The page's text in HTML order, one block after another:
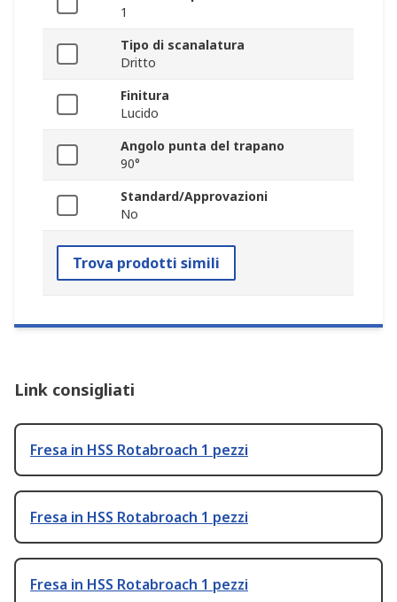
1
Tipo di scanalatura
Dritto
Finitura
Lucido
Angolo punta del trapano
90°
Standard/Approvazioni
No
Trova prodotti simili
Link consigliati
Fresa in HSS Rotabroach 1 pezzi
Fresa in HSS Rotabroach 1 pezzi
Fresa in HSS Rotabroach 1 pezzi